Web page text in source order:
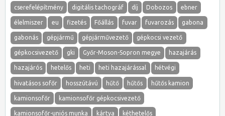
cserefelépítmény digitális tachográf díj Dobozos ebner
élelmiszer eu fizetés Főállás fuvar fuvarozás gabona
gabonás gépjármű gépjárművezető gépkocsi vezető
gépkocsivezető gki Győr-Moson-Sopron megye hazajárás
hazajárós hetelős heti heti hazajárással hétvégi
hivatásos sofőr hosszútávú hűtő hűtős hűtős kamion
kamionsofőr kamionsofőr gépkocsivezető
kamionsofőr-uniós munka kártya kéthetelős